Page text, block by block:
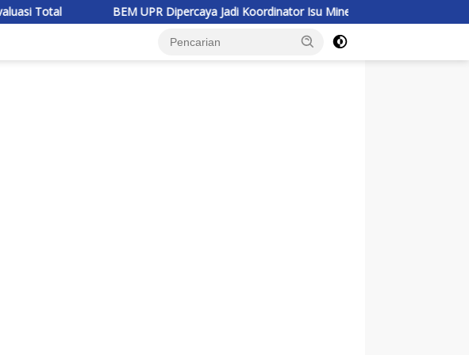
BEM UPR Dipercaya Jadi Koordinator Isu Minerba BEM SI Kerakyatan, Jales: Ini Amanah